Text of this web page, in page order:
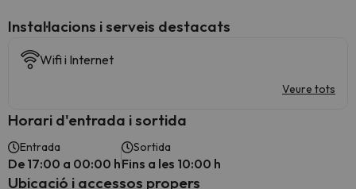
Instal·lacions i serveis destacats
Wifi i Internet
Veure tots
Horari d'entrada i sortida
Entrada
De 17:00 a 00:00 h
Sortida
Fins a les 10:00 h
Ubicació i accessos propers